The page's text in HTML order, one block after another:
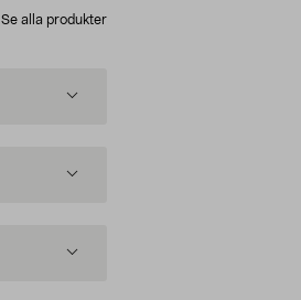
Se alla produkter